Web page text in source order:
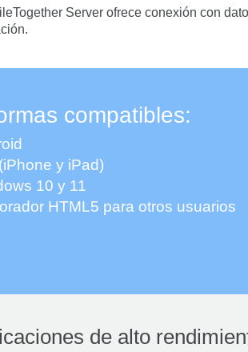
Server ofrece conexión con
compatibles:
y iPad)
10 y 11
HTML5 para otros usuarios
de alto